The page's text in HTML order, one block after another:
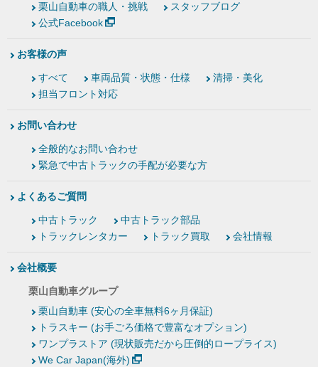
栗山自動車の職人・挑戦
スタッフブログ
公式Facebook
お客様の声
すべて 車両品質・状態・仕様
清掃・美化
担当フロント対応
お問い合わせ
全般的なお問い合わせ
緊急で中古トラックの手配が必要な方
よくあるご質問
中古トラック
中古トラック部品
トラックレンタカー
トラック買取 会社情報
会社概要
栗山自動車グループ
栗山自動車 (安心の全車無料6ヶ月保証)
トラスキー (お手ごろ価格で豊富なオプション)
ワンプラストア (現状販売だから圧倒的ロープライス)
We Car Japan(海外)